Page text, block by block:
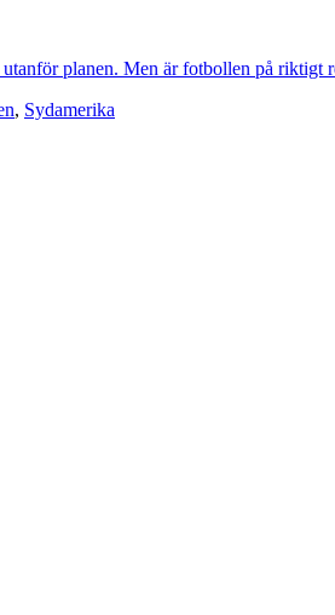
planen. Men är fotbollen på riktigt
, Sydamerika